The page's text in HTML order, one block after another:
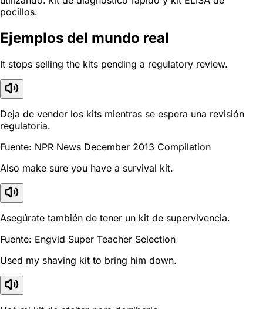
pocillos.
Ejemplos del mundo real
It stops selling the kits pending a regulatory review.
Deja de vender los kits mientras se espera una revisión
regulatoria.
Fuente: NPR News December 2013 Compilation
Also make sure you have a survival kit.
Asegúrate también de tener un kit de supervivencia.
Fuente: Engvid Super Teacher Selection
Used my shaving kit to bring him down.